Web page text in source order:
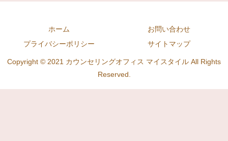
ホーム
お問い合わせ
プライバシーポリシー
サイトマップ
Copyright © 2021 カウンセリングオフィス マイスタイル All Rights
Reserved.